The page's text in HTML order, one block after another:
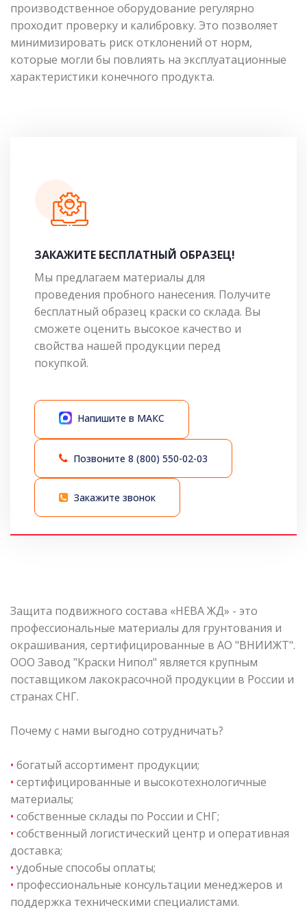
производственное оборудование регулярно
проходит проверку и калибровку. Это позволяет
минимизировать риск отклонений от норм,
которые могли бы повлиять на эксплуатационные
характеристики конечного продукта.
ЗАКАЖИТЕ БЕСПЛАТНЫЙ ОБРАЗЕЦ!
Мы предлагаем материалы для
проведения пробного нанесения. Получите
бесплатный образец краски со склада. Вы
сможете оценить высокое качество и
свойства нашей продукции перед
покупкой.
Напишите в МАКС
Позвоните 8 (800) 550-02-03
Закажите звонок
Защита подвижного состава «НЕВА ЖД» - это
профессиональные материалы для грунтования и
окрашивания, сертифицированные в АО "ВНИИЖТ".
ООО Завод "Краски Нипол" является крупным
поставщиком лакокрасочной продукции в России и
странах СНГ.
Почему с нами выгодно сотрудничать?
• богатый ассортимент продукции;
• сертифицированные и высокотехнологичные
материалы;
• собственные склады по России и СНГ;
• собственный логистический центр и оперативная
доставка;
• удобные способы оплаты;
• профессиональные консультации менеджеров и
поддержка техническими специалистами.